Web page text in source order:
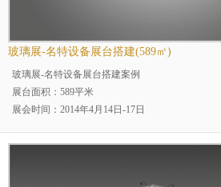
玻璃展-名特设备展台搭建(589㎡)
玻璃展-名特设备展台搭建案例
展台面积：589平米
展会时间：2014年4月14日-17日
展会地点：上海